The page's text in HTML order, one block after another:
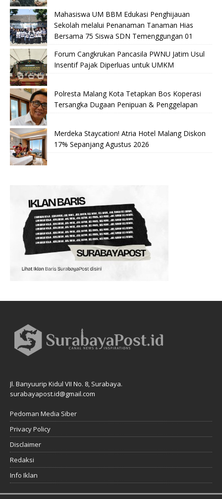
Mahasiswa UM BBM Edukasi Penghijauan
Sekolah melalui Penanaman Tanaman Hias
Bersama 75 Siswa SDN Temenggungan 01
Forum Cangkrukan Pancasila PWNU Jatim Usul
Insentif Pajak Diperluas untuk UMKM
Polresta Malang Kota Tetapkan Bos Koperasi
Tersangka Dugaan Penipuan & Penggelapan
Merdeka Staycation! Atria Hotel Malang Diskon
17% Sepanjang Agustus 2026
Jl. Banyuurip Kidul VII No. 8, Surabaya.
surabayapost.id@gmail.com
Pedoman Media Siber
Privacy Policy
Disclaimer
Redaksi
Info Iklan